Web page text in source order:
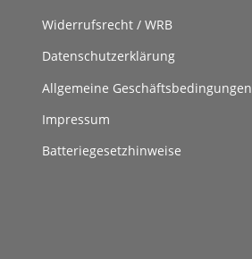
Widerrufsrecht / WRB
Datenschutzerklärung
Allgemeine Geschäftsbedingungen
Impressum
Batteriegesetzhinweise